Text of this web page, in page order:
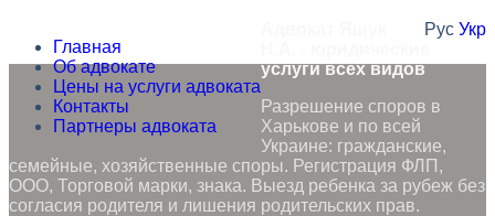
Главная
Об адвокате
Цены на услуги адвоката
Контакты
Партнеры адвоката
Рус Укр
услуги всех видов
Разрешение споров в
Харькове и по всей
Украине: гражданские,
семейные, хозяйственные споры. Регистрация ФЛП,
ООО, Торговой марки, знака. Выезд ребенка за рубеж без
согласия родителя и лишения родительских прав.